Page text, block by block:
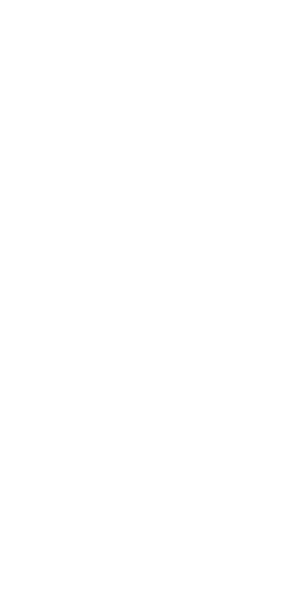
alkoholmentes italok 10:30 és 24:.00 óra között.